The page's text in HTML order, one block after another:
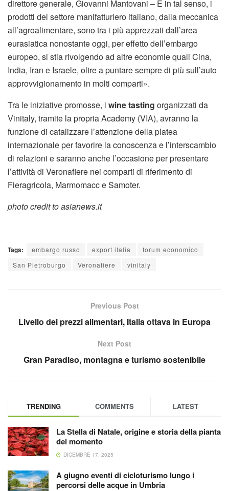
direttore generale, Giovanni Mantovani – E in tal senso, i
prodotti del settore manifatturiero italiano, dalla meccanica
all’agroalimentare, sono tra i più apprezzati dall’area
eurasiatica nonostante oggi, per effetto dell’embargo
europeo, si stia rivolgendo ad altre economie quali Cina,
India, Iran e Israele, oltre a puntare sempre di più sull’auto
approvvigionamento in molti comparti».
Tra le iniziative promosse, i wine tasting organizzati da
Vinitaly, tramite la propria Academy (VIA), avranno la
funzione di catalizzare l’attenzione della platea
internazionale per favorire la conoscenza e l’interscambio
di relazioni e saranno anche l’occasione per presentare
l’attività di Veronafiere nei comparti di riferimento di
Fieragricola, Marmomacc e Samoter.
photo credit to asianews.it
Tags: embargo russo export italia
forum economico
San Pietroburgo
Veronafiere vinitaly
Previous Post
Livello dei prezzi alimentari, Italia ottava in Europa
Next Post
Gran Paradiso, montagna e turismo sostenibile
TRENDING COMMENTS LATEST
La Stella di Natale, origine e storia della pianta
del momento
DICEMBRE 17, 2025
A giugno eventi di cicloturismo lungo i
percorsi delle acque in Umbria